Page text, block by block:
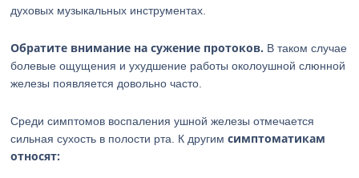
духовых музыкальных инструментах.
Обратите внимание на сужение протоков. В таком случае
болевые ощущения и ухудшение работы околоушной слюнной
железы появляется довольно часто.
Среди симптомов воспаления ушной железы отмечается
сильная сухость в полости рта. К другимсимптоматикам
относят: